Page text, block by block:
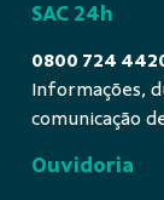
SAC 24h
0800 724
Informações,
comunicação
Ouvidoria